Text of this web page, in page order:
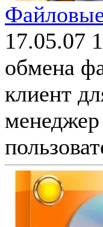
17.05.07
обмена
клиент
менеджер